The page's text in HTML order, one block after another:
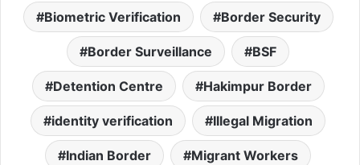
Biometric Verification Border Security
Border Surveillance BSF
Detention Centre Hakimpur Border
identity verification Illegal Migration
Indian Border Migrant Workers